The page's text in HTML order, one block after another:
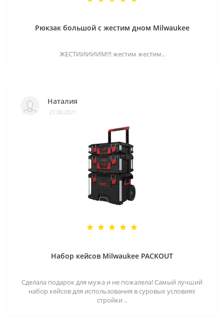
Рюкзак большой с жестим дном Milwaukee
ЖЕСТИИИИИМ!!! жестим жестим..
Наталия
27.08.2021
Набор кейсов Milwaukee PACKOUT
Сделала подарок для мужа и не пожалела! Самый лучший
набор кейсов для использования в суровых условиях
стройки ..